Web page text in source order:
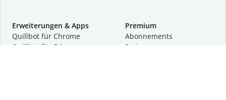
Erweiterungen & Apps
Quillbot für Chrome
Quillbot für Edge
Premium
Abon­ne­ments
Preise